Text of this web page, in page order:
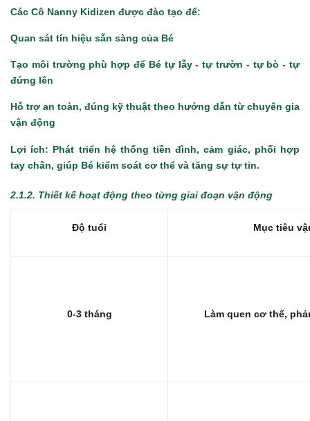
Các Cô Nanny Kidizen được đào tạo để:
Quan sát tín hiệu sẵn sàng của Bé
Tạo môi trường phù hợp để Bé tự lẫy - tự trườn - tự bò - tự
đứng lên
Hỗ trợ an toàn, đúng kỹ thuật theo hướng dẫn từ chuyên gia
vận động
Lợi ích: Phát triển hệ thống tiền đình, cảm giác, phối hợp
tay chân, giúp Bé kiểm soát cơ thể và tăng sự tự tin.
2.1.2. Thiết kế hoạt động theo từng giai đoạn vận động
Độ tuổi Mục tiêu
0-3 tháng Làm quen cơ thể,